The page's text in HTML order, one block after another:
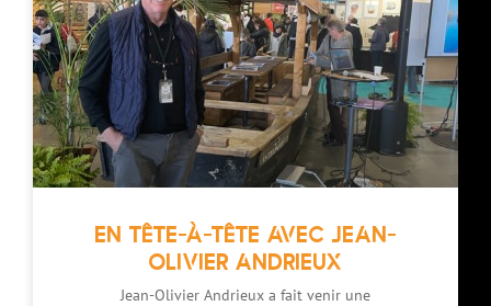
EN TÊTE-À-TÊTE AVEC JEAN-
OLIVIER ANDRIEUX
Jean-Olivier Andrieux a fait venir une